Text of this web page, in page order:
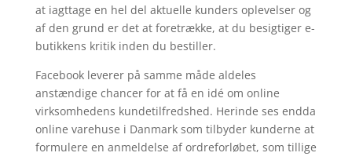
at iagttage en hel del aktuelle kunders oplevelser og
af den grund er det at foretrække, at du besigtiger e-
butikkens kritik inden du bestiller.
Facebook leverer på samme måde aldeles
anstændige chancer for at få en idé om online
virksomhedens kundetilfredshed. Herinde ses endda
online varehuse i Danmark som tilbyder kunderne at
formulere en anmeldelse af ordreforløbet, som tillige